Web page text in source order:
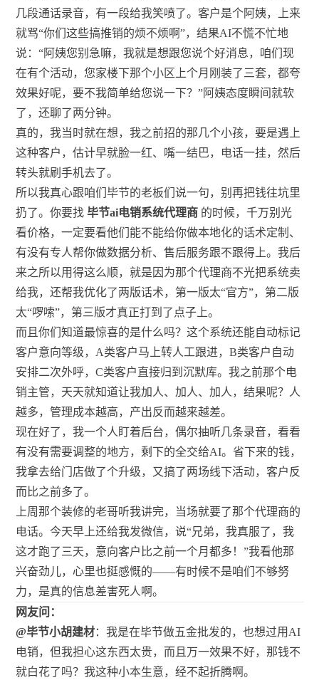
几段通话录音，有一段给我笑喷了。客户是个阿姨，上来
就骂“你们这些搞推销的烦不烦啊”，结果AI不慌不忙地
说：“阿姨您别急嘛，我就是想跟您说个好消息，咱们现
在有个活动，您家楼下那个小区上个月刚装了三套，都夸
效果好呢，要不我简单给您说一下？”阿姨态度瞬间就软
了，还聊了两分钟。
真的，我当时就在想，我之前招的那几个小孩，要是遇上
这种客户，估计早就脸一红、嘴一结巴，电话一挂，然后
转头就刷手机去了。
所以我真心跟咱们毕节的老板们说一句，别再把钱往坑里
扔了。你要找毕节ai电销系统代理商 的时候，千万别光
看价格，一定要看他们能不能给你做本地化的话术定制、
有没有专人帮你做数据分析、售后服务跟不跟得上。我后
来之所以用得这么顺，就是因为那个代理商不光把系统卖
给我，还帮我优化了两版话术，第一版太“官方”，第二版
太“啰嗦”，第三版才真正打到了点子上。
而且你们知道最惊喜的是什么吗？这个系统还能自动标记
客户意向等级，A类客户马上转人工跟进，B类客户自动
安排二次外呼，C类客户直接归到沉默库。我之前那个电
销主管，天天就知道让我加人、加人、加人，结果呢？人
越多，管理成本越高，产出反而越来越差。
现在好了，我一个人盯着后台，偶尔抽听几条录音，看看
有没有需要调整的地方，剩下的全交给AI。省下来的钱，
我拿去给门店做了个升级，又搞了两场线下活动，客户反
而比之前多了。
上周那个装修的老哥听我讲完，当场就要了那个代理商的
电话。今天早上还给我发微信，说“兄弟，我真服了，我
这才跑了三天，意向客户比之前一个月都多！”我看他那
兴奋劲儿，心里也挺感慨的——有时候不是咱们不够努
力，是真的信息差害死人啊。
网友问：
@毕节小胡建材：我是在毕节做五金批发的，也想过用AI
电销，但我担心这东西太贵，而且万一效果不好，那钱不
就白花了吗？我这种小本生意，经不起折腾啊。